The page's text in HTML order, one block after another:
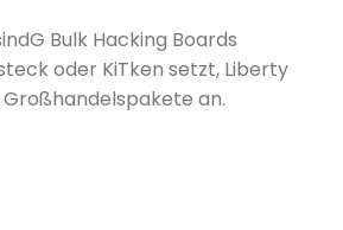
G Bulk Hacking Boards
oder KiTken setzt, Liberty
an.